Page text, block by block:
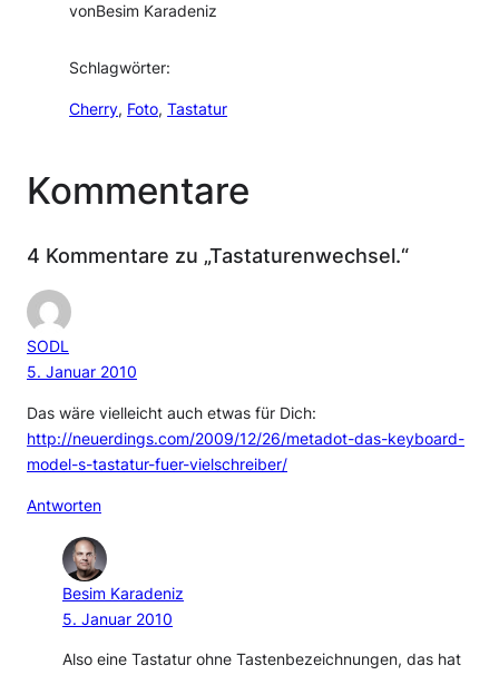
vonBesim Karadeniz
Schlagwörter:
Cherry, Foto, Tastatur
Kommentare
4 Kommentare zu „Tastaturenwechsel.“
SODL
5. Januar 2010
Das wäre vielleicht auch etwas für Dich:
http://neuerdings.com/2009/12/26/metadot-das-keyboard-
model-s-tastatur-fuer-vielschreiber/
Antworten
Besim Karadeniz
5. Januar 2010
Also eine Tastatur ohne Tastenbezeichnungen, das hat